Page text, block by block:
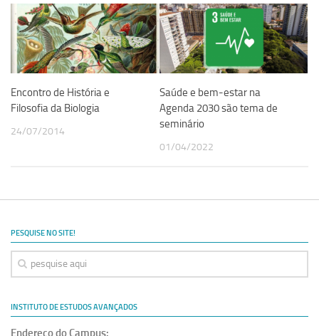
Espaço de Eventos
Projetos
Ciência com Pipoca
Ciência Por Elas
Pint of Science
Documentos
Relatórios
Espaço Cultural
Encontro de História e
Filosofia da Biologia
24/07/2014
Saúde e bem-estar na
Agenda 2030 são tema de
seminário
01/04/2022
PESQUISE NO SITE!
INSTITUTO DE ESTUDOS AVANÇADOS
Endereço do Campus: